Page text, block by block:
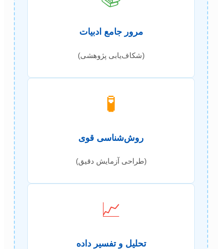
مرور جامع ادبیات
(شکاف‌یابی پژوهشی)
🧪
روش‌شناسی قوی
(طراحی آزمایش دقیق)
📈
تحلیل و تفسیر داده